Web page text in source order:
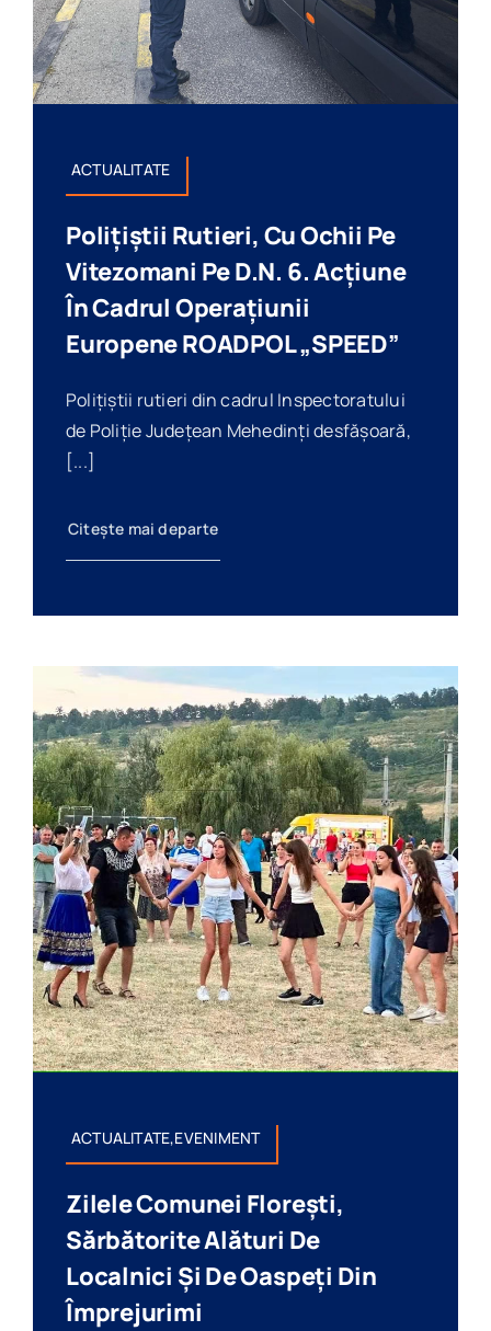
ACTUALITATE
Polițiștii Rutieri, Cu Ochii Pe
Vitezomani Pe D.N. 6. Acțiune
În Cadrul Operațiunii
Europene ROADPOL „SPEED”
Polițiștii rutieri din cadrul Inspectoratului
de Poliție Județean Mehedinți desfășoară,
[...]
Citește mai departe
ACTUALITATE,EVENIMENT
Zilele Comunei Florești,
Sărbătorite Alături De
Localnici Și De Oaspeți Din
Împrejurimi